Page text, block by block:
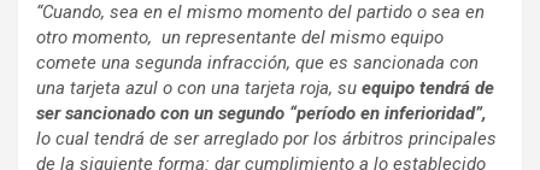
“Cuando, sea en el mismo momento del partido o sea en
otro momento, un representante del mismo equipo
comete una segunda infracción, que es sancionada con
una tarjeta azul o con una tarjeta roja, su equipo tendrá de
ser sancionado con un segundo “período en inferioridad”,
lo cual tendrá de ser arreglado por los árbitros principales
de la siguiente forma: dar cumplimiento a lo establecido